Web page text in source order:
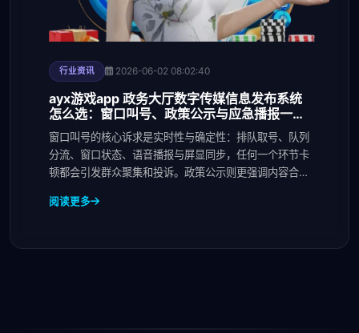
行业资讯 2026-06-02 08:02:40
ayx游戏app 政务大厅数字传媒信息发布系统
怎么选：窗口叫号、政策公示与应急播报一体
化指南
窗口叫号的核心诉求是实时性与确定性：排队取号、队列
分流、窗口状态、语音播报与屏显同步，任何一个环节卡
顿都会引发群众聚集和投诉。政策公示则更强调内容合规
阅读更多